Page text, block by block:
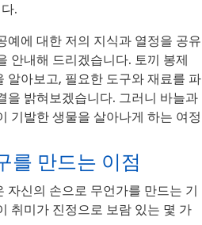
.
예에 대한 저의 지식과 열정을 공유
안내해 드리겠습니다. 토끼 봉제
알아보고, 필요한 도구와 재료를 파
을 밝혀보겠습니다. 그러니 바늘과
기발한 생물을 살아나게 하는 여정
를 만드는 이점
자신의 손으로 무언가를 만드는 기
취미가 진정으로 보람 있는 몇 가